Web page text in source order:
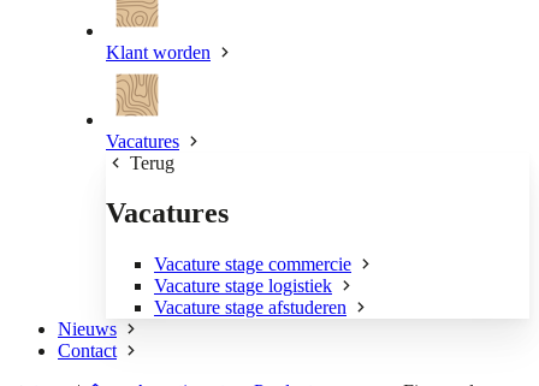
Klant worden
Vacatures
Terug
Vacatures
Vacature stage commercie
Vacature stage logistiek
Vacature stage afstuderen
Nieuws
Contact